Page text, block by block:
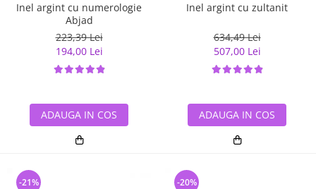
Inel argint cu numerologie
Abjad
223,39 Lei
194,00 Lei
ADAUGA IN COS
Inel argint cu zultanit
634,49 Lei
507,00 Lei
ADAUGA IN COS
-21% -20%